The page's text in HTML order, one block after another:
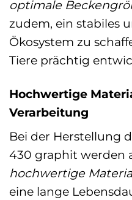
optimale
zudem, ein stabiles
Ökosystem zu
Tiere prächtig
Hochwertige
Verarbeitung
Bei der Herstellung
430 graphit werden
hochwertige
eine lange